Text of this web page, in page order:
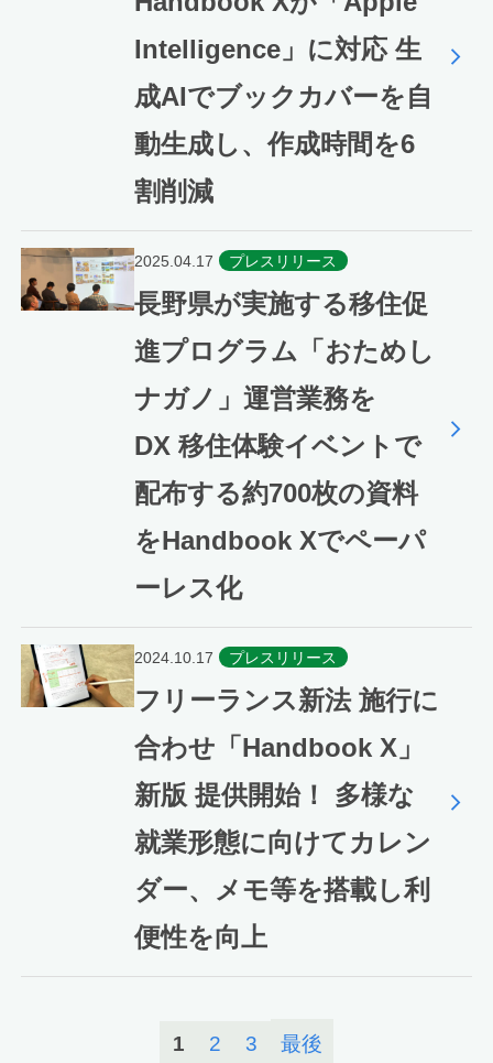
Intelligence」に対応 生
成AIでブックカバーを自
動生成し、作成時間を6
割削減
2025.04.17 プレスリリース
長野県が実施する移住促
進プログラム「おためし
ナガノ」運営業務を
DX 移住体験イベントで
配布する約700枚の資料
をHandbook Xでペーパ
ーレス化
2024.10.17 プレスリリース
フリーランス新法 施行に
合わせ「Handbook X」
新版 提供開始！ 多様な
就業形態に向けてカレン
ダー、メモ等を搭載し利
便性を向上
1 2 3 最後